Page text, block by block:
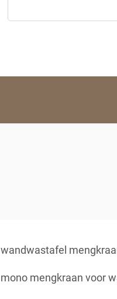
wandwastafel
mono mengkraan voor